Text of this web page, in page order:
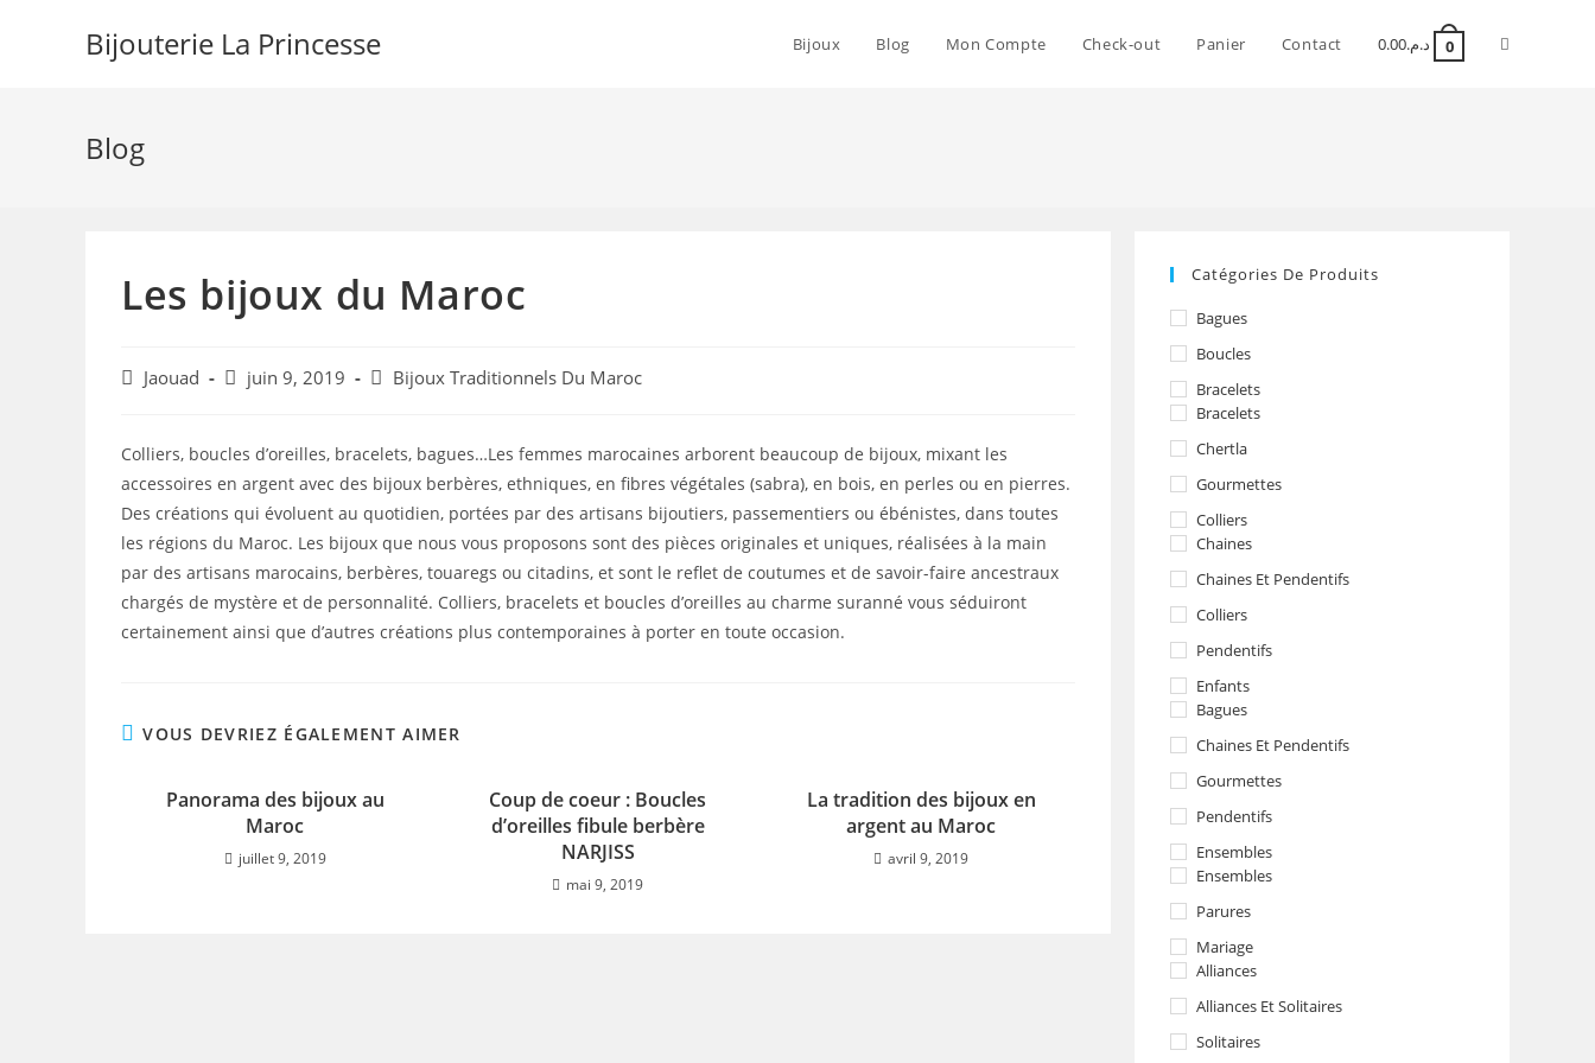
Bijouterie La Princesse Bijoux Blog Mon Compte Check-out Panier Contact د.م.0.00 0
Blog
Les bijoux du Maroc
Auteur/autrice
publication :
Jaouad
Postjuin 9, 2019
PostBijoux Traditionnels Du Maroc
Colliers, boucles d’oreilles, bracelets, bagues…Les femmes marocaines arborent beaucoup de bijoux, mixant les
accessoires en argent avec des bijoux berbères, ethniques, en fibres végétales (sabra), en bois, en perles ou en pierres.
Des créations qui évoluent au quotidien, portées par des artisans bijoutiers, passementiers ou ébénistes, dans toutes
les régions du Maroc. Les bijoux que nous vous proposons sont des pièces originales et uniques, réalisées à la main
par des artisans marocains, berbères, touaregs ou citadins, et sont le reflet de coutumes et de savoir-faire ancestraux
chargés de mystère et de personnalité. Colliers, bracelets et boucles d’oreilles au charme suranné vous séduiront
certainement ainsi que d’autres créations plus contemporaines à porter en toute occasion.
VOUS DEVRIEZ ÉGALEMENT AIMER
Panorama des bijoux au
Maroc
juillet 9, 2019
Coup de coeur : Boucles
d’oreilles fibule berbère
NARJISS
mai 9, 2019
La tradition des bijoux en
argent au Maroc
avril 9, 2019
Catégories De Produits
Bagues
Boucles
Bracelets
Bracelets
Chertla
Gourmettes
Colliers
Chaines
Chaines Et Pendentifs
Colliers
Pendentifs
Enfants
Bagues
Chaines Et Pendentifs
Gourmettes
Pendentifs
Ensembles
Ensembles
Parures
Mariage
Alliances
Alliances Et Solitaires
Solitaires